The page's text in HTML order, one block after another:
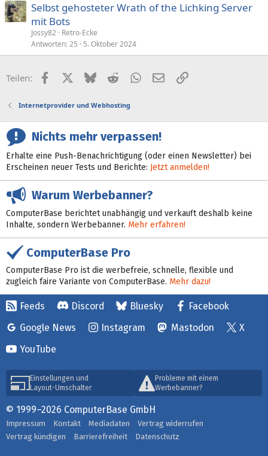
Selbst gehosteter Wrath of the Lichking Server
mit Bots
Jossy82 Retro-Ecke
Antworten 25 5. Oktober 2024
Teilen: FacebookX (Twitter)
BlueskyRedditWhatsApp
E-MailLink
Internetprovider und Webhosting
Nichts mehr verpassen!
Erhalte eine Push-Benachrichtigung (oder einen Newsletter) bei
Erscheinen neuer Tests und Berichte: Jetzt anmelden!
Warum Werbebanner?
ComputerBase berichtet unabhängig und verkauft deshalb keine
Inhalte, sondern Werbebanner. Mehr erfahren!
ComputerBase Pro
ComputerBase Pro ist die werbefreie, schnelle, flexible und
zugleich faire Variante von ComputerBase. Mehr dazu!
Feeds Discord Bluesky
Facebook
Google News
Instagram Mastodon
X
YouTube
Einstellungen und
Layout-Umschalter
Probleme mit einem
Werbebanner?
© 1999–2026 ComputerBase GmbH
Impressum Kontakt Mediadaten
Vertrag widerrufen
Vertrag kündigen
Barrierefreiheit Datenschutz